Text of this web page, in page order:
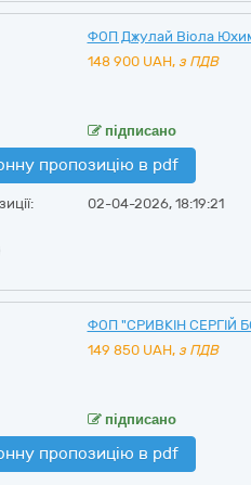
ФОП Джулай Віола
148 900 UAH, з ПДВ
підписано
пропозицію в pdf
02-04-2026, 18:19:21
ФОП "СРИВКІН СЕРГІЙ
149 850 UAH, з ПДВ
підписано
пропозицію в pdf